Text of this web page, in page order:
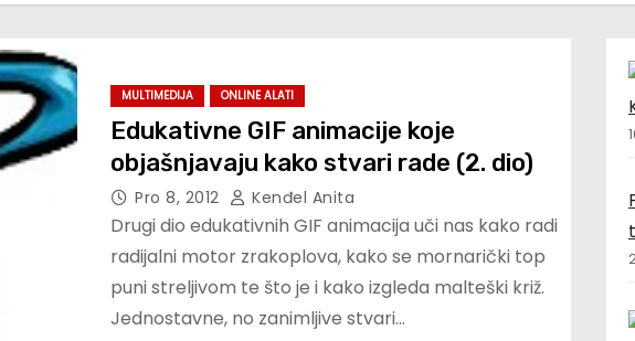
MULTIMEDIJA ONLINE ALATI
Edukativne GIF animacije koje
objašnjavaju kako stvari rade (2. dio)
Pro 8, 2012 Kenđel Anita
Drugi dio edukativnih GIF animacija uči nas kako radi
radijalni motor zrakoplova, kako se mornarički top
puni streljivom te što je i kako izgleda malteški križ.
Jednostavne, no zanimljive stvari…